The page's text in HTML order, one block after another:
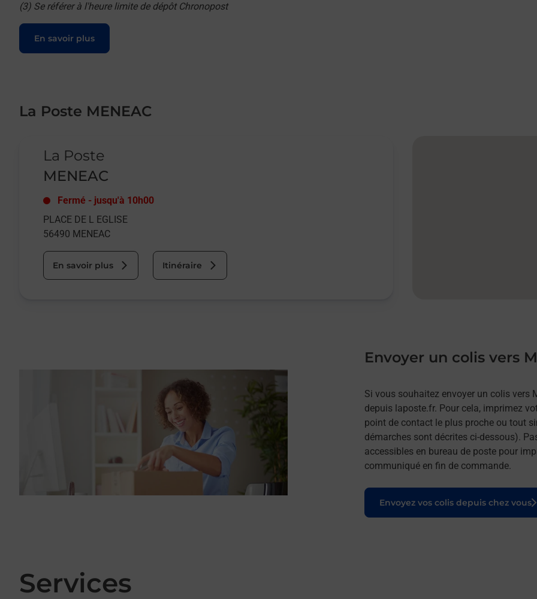
(3) Se référer à l'heure limite de dépôt Chronopost
En savoir plus
Le lien s'ouvre dans un nouvel onglet
La Poste MENEAC
La Poste
MENEAC
Fermé - jusqu'à 10h00
PLACE DE L EGLISE
56490 MENEAC
En savoir plus Itinéraire
Envoyer un colis vers
Si vous souhaitez envoyer un colis vers
depuis laposte.fr. Pour cela, imprimez
point de contact le plus proche ou tout
démarches sont décrites ci-dessous).
accessibles en bureau de poste pour
communiqué en fin de commande.
Envoyez vos colis depuis chez vous
Le lien s'ouvre dans un nouvel onglet
Services